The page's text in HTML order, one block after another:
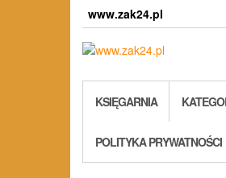
www.zak24.pl
KSIĘGARNIA
POLITYKA PRYWATNOŚCI